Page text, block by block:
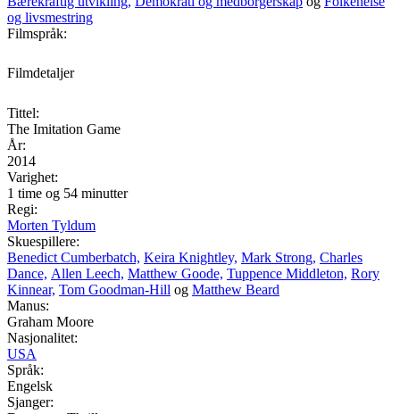
og livsmestring
Filmspråk:
Filmdetaljer
Tittel:
The Imitation Game
År:
2014
Varighet:
1 time og 54 minutter
Regi:
Morten Tyldum
Skuespillere:
Benedict Cumberbatch, Keira Knightley, Mark Strong, Charles
Dance, Allen Leech, Matthew Goode, Tuppence Middleton, Rory
Kinnear, Tom Goodman-Hill og Matthew Beard
Manus:
Graham Moore
Nasjonalitet:
USA
Språk:
Engelsk
Sjanger: